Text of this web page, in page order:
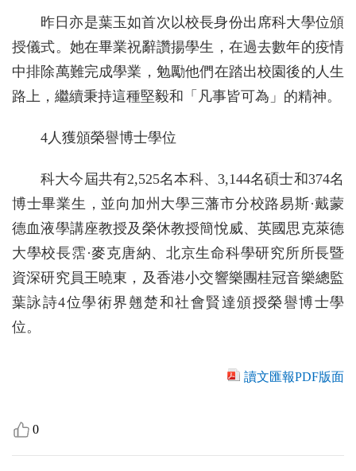
昨日亦是葉玉如首次以校長身份出席科大學位頒
授儀式。她在畢業祝辭讚揚學生，在過去數年的疫情
中排除萬難完成學業，勉勵他們在踏出校園後的人生
路上，繼續秉持這種堅毅和「凡事皆可為」的精神。
4人獲頒榮譽博士學位
科大今屆共有2,525名本科、3,144名碩士和374名
博士畢業生，並向加州大學三藩市分校路易斯·戴蒙
德血液學講座教授及榮休教授簡悅威、英國思克萊德
大學校長霑·麥克唐納、北京生命科學研究所所長暨
資深研究員王曉東，及香港小交響樂團桂冠音樂總監
葉詠詩4位學術界翹楚和社會賢達頒授榮譽博士學
位。
讀文匯報PDF版面
0